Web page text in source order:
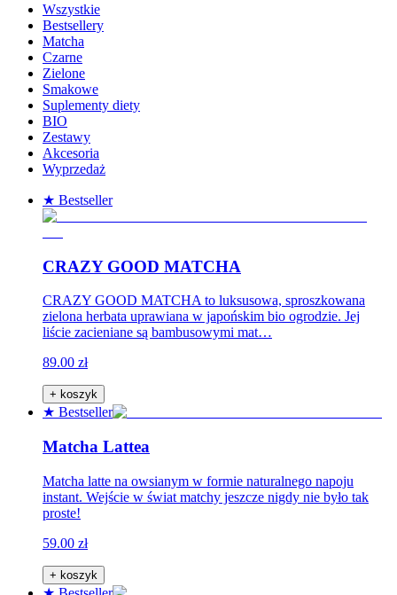
Wszystkie
Bestsellery
Matcha
Czarne
Zielone
Smakowe
Suplementy diety
BIO
Zestawy
Akcesoria
Wyprzedaż
★ Bestseller
CRAZY GOOD MATCHA
CRAZY GOOD MATCHA to luksusowa, sproszkowana
zielona herbata uprawiana w japońskim bio ogrodzie. Jej
liście zacieniane są bambusowymi mat…
89.00 zł
+ koszyk
★ Bestseller
Matcha Lattea
Matcha latte na owsianym w formie naturalnego napoju
instant. Wejście w świat matchy jeszcze nigdy nie było tak
proste!
59.00 zł
+ koszyk